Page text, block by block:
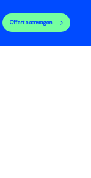
Offerte aanvragen